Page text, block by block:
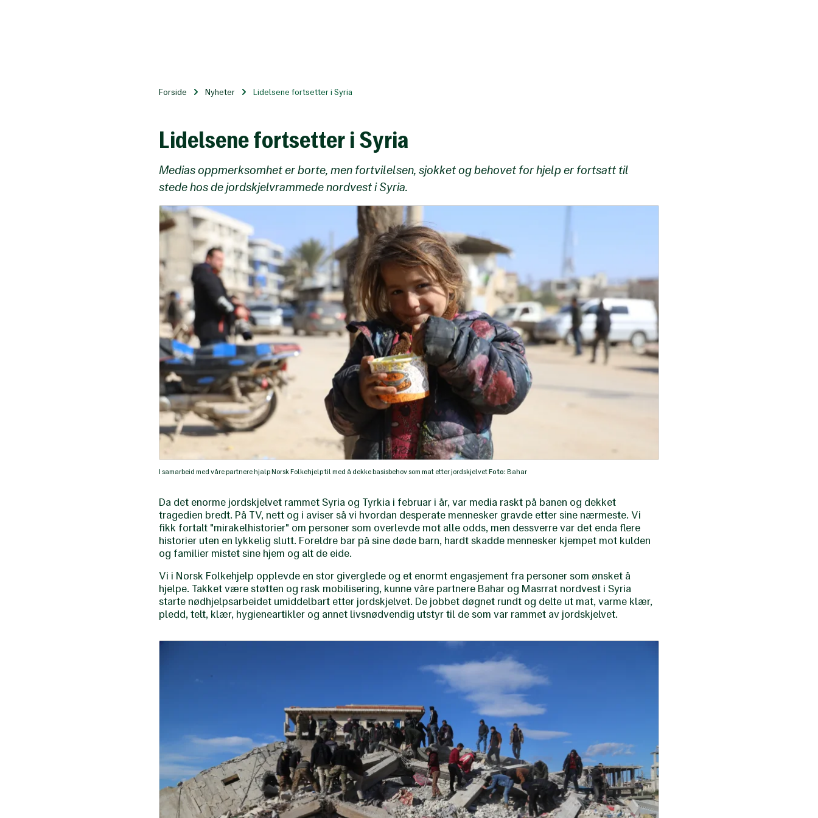
Forside Nyheter Lidelsene fortsetter i Syria
Lidelsene fortsetter i Syria
Medias oppmerksomhet er borte, men fortvilelsen, sjokket og behovet for hjelp er fortsatt til
stede hos de jordskjelvrammede nordvest i Syria.
I samarbeid med våre partnere hjalp Norsk Folkehjelp til med å dekke basisbehov som mat etter jordskjelvetFoto: Bahar
Da det enorme jordskjelvet rammet Syria og Tyrkia i februar i år, var media raskt på banen og dekket
tragedien bredt. På TV, nett og i aviser så vi hvordan desperate mennesker gravde etter sine nærmeste. Vi
fikk fortalt "mirakelhistorier" om personer som overlevde mot alle odds, men dessverre var det enda flere
historier uten en lykkelig slutt. Foreldre bar på sine døde barn, hardt skadde mennesker kjempet mot kulden
og familier mistet sine hjem og alt de eide.
Vi i Norsk Folkehjelp opplevde en stor giverglede og et enormt engasjement fra personer som ønsket å
hjelpe. Takket være støtten og rask mobilisering, kunne våre partnere Bahar og Masrrat nordvest i Syria
starte nødhjelpsarbeidet umiddelbart etter jordskjelvet. De jobbet døgnet rundt og delte ut mat, varme klær,
pledd, telt, klær, hygieneartikler og annet livsnødvendig utstyr til de som var rammet av jordskjelvet.